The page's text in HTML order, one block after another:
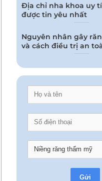
Địa chỉ nha khoa uy
được tin yêu nhất
Nguyên nhân gây
và cách điều trị an
Gửi